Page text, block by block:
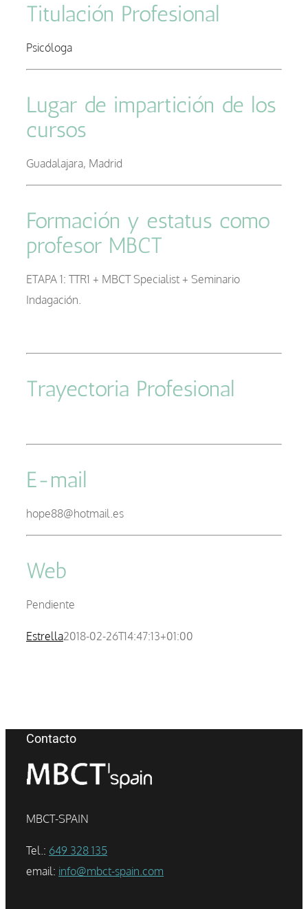
Titulación Profesional
Psicóloga
Lugar de impartición de los
cursos
Guadalajara, Madrid
Formación y estatus como
profesor MBCT
ETAPA 1: TTR1 + MBCT Specialist + Seminario
Indagación.
Trayectoria Profesional
E-mail
hope88@hotmail.es
Web
Pendiente
Estrella2018-02-26T14:47:13+01:00
Contacto
MBCT-SPAIN
Tel.: 649 328 135
email: info@mbct-spain.com